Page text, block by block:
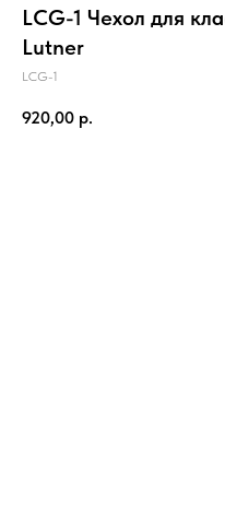
LCG-1 Чехол для
Lutner
LCG-1
920,00 р.